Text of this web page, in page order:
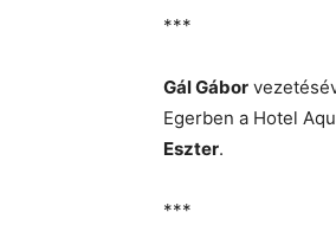
***
Gál Gábor
Egerben a Hotel
Eszter.
***